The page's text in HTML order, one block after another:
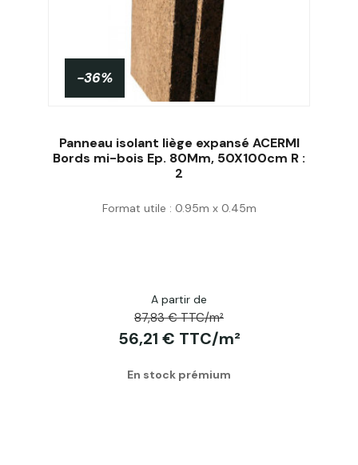
-36%
Panneau isolant liège expansé ACERMI
Bords mi-bois Ep. 80Mm, 50X100cm R :
2
Format utile : 0.95m x 0.45m
A partir de
87,83 € TTC/m²
56,21 € TTC/m²
En stock prémium